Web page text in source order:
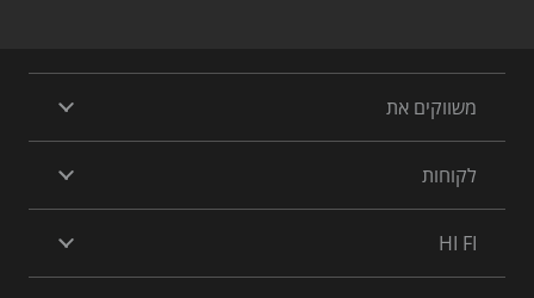
הפרטיות
ולמטרות המפורטות בה
משווקים את
לקוחות
HI FI